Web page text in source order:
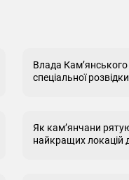
Влада
спеціальної
Як кам’янчани
найкращих локацій